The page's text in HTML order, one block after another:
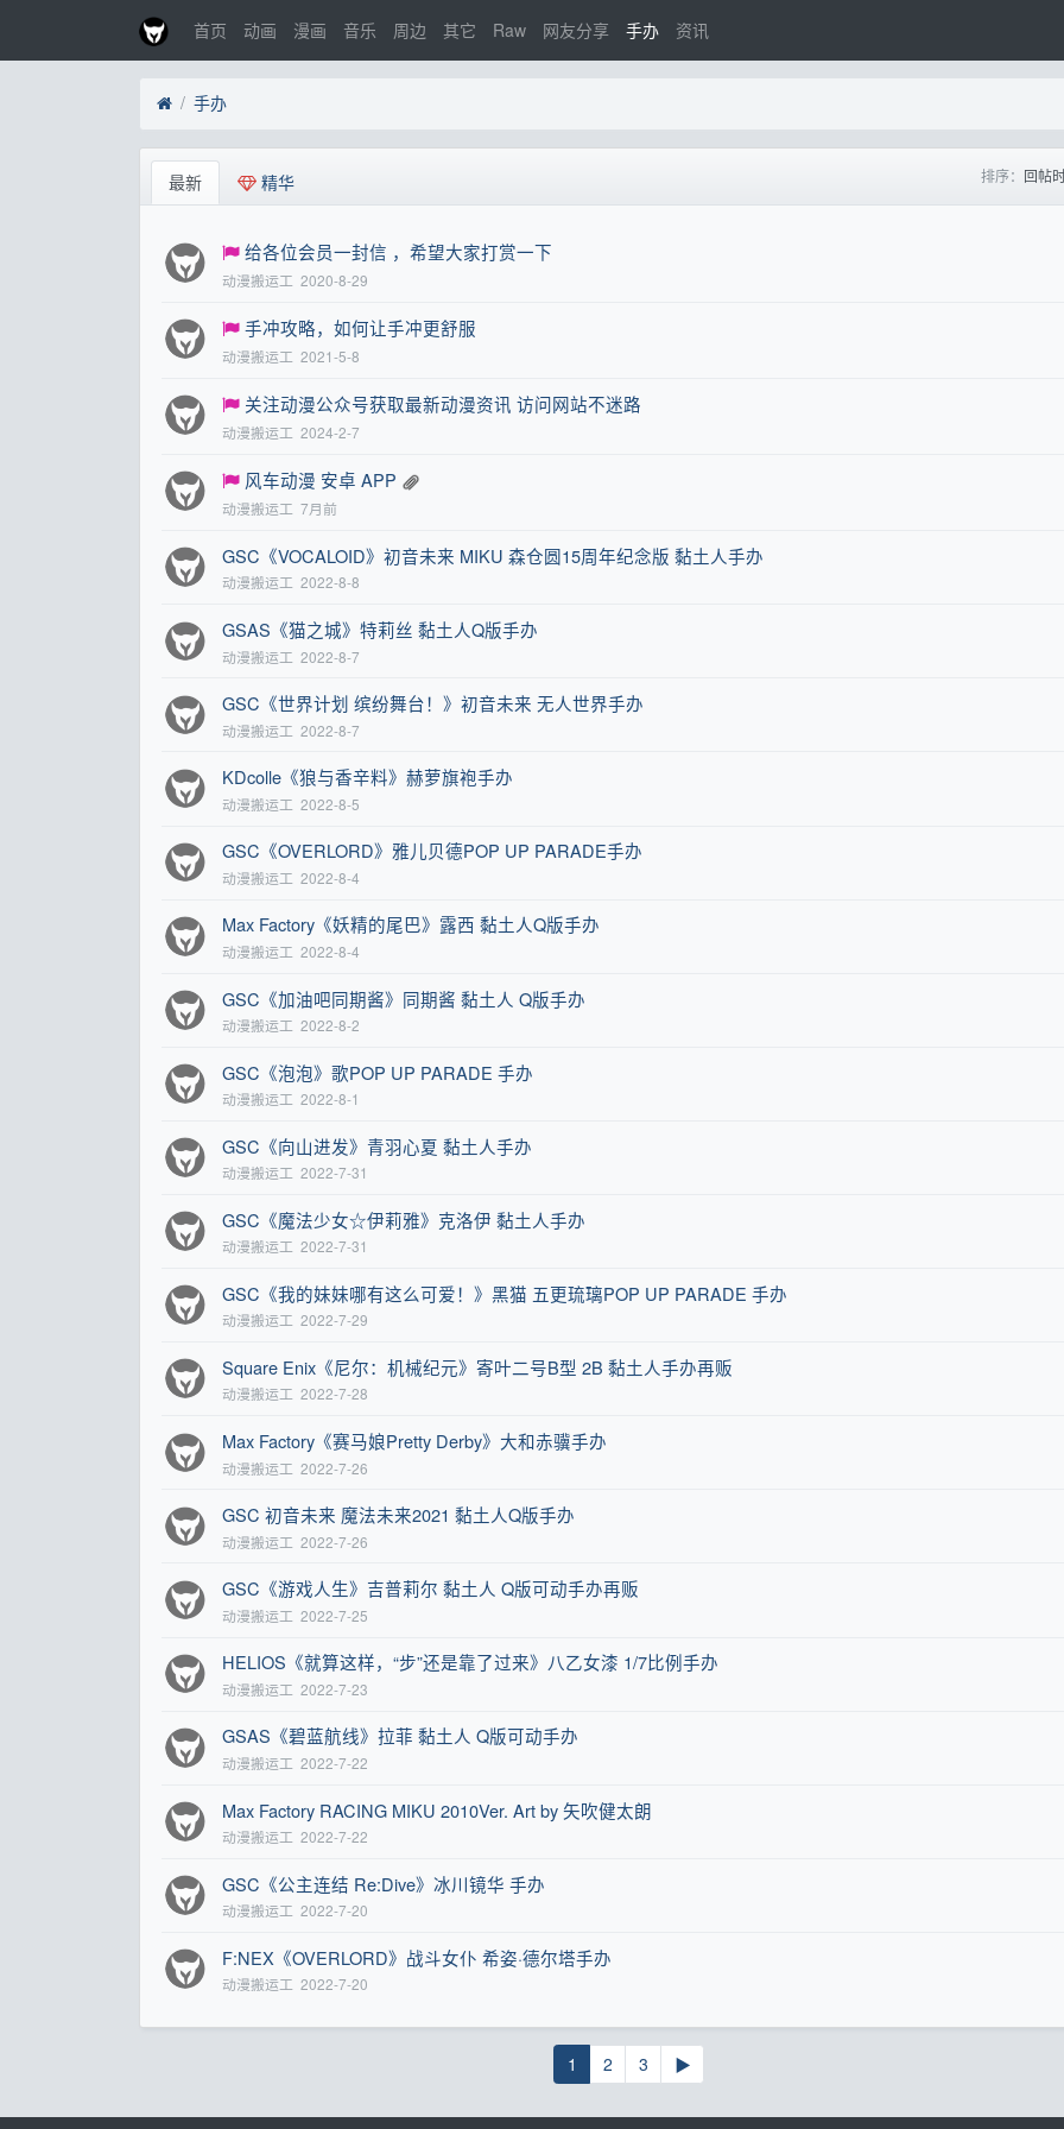
首页 动画 漫画 音乐 周边 其它 Raw 网友分享 手办 资讯
手办
最新 精华 排序： 回帖
给各位会员一封信 ，希望大家打赏一下
动漫搬运工 2020-8-29
手冲攻略，如何让手冲更舒服
动漫搬运工 2021-5-8
关注动漫公众号获取最新动漫资讯 访问网站不迷路
动漫搬运工 2024-2-7
风车动漫 安卓 APP
动漫搬运工 7月前
GSC《VOCALOID》初音未来 MIKU 森仓圆15周年纪念版 黏土人手办
动漫搬运工 2022-8-8
GSAS《猫之城》特莉丝 黏土人Q版手办
动漫搬运工 2022-8-7
GSC《世界计划 缤纷舞台！》初音未来 无人世界手办
动漫搬运工 2022-8-7
KDcolle《狼与香辛料》赫萝旗袍手办
动漫搬运工 2022-8-5
GSC《OVERLORD》雅儿贝德POP UP PARADE手办
动漫搬运工 2022-8-4
Max Factory《妖精的尾巴》露西 黏土人Q版手办
动漫搬运工 2022-8-4
GSC《加油吧同期酱》同期酱 黏土人 Q版手办
动漫搬运工 2022-8-2
GSC《泡泡》歌POP UP PARADE 手办
动漫搬运工 2022-8-1
GSC《向山进发》青羽心夏 黏土人手办
动漫搬运工 2022-7-31
GSC《魔法少女☆伊莉雅》克洛伊 黏土人手办
动漫搬运工 2022-7-31
GSC《我的妹妹哪有这么可爱！》黑猫 五更琉璃POP UP PARADE 手办
动漫搬运工 2022-7-29
Square Enix《尼尔：机械纪元》寄叶二号B型 2B 黏土人手办再贩
动漫搬运工 2022-7-28
Max Factory《赛马娘Pretty Derby》大和赤骥手办
动漫搬运工 2022-7-26
GSC 初音未来 魔法未来2021 黏土人Q版手办
动漫搬运工 2022-7-26
GSC《游戏人生》吉普莉尔 黏土人 Q版可动手办再贩
动漫搬运工 2022-7-25
HELIOS《就算这样，“步”还是靠了过来》八乙女漆 1/7比例手办
动漫搬运工 2022-7-23
GSAS《碧蓝航线》拉菲 黏土人 Q版可动手办
动漫搬运工 2022-7-22
Max Factory RACING MIKU 2010Ver. Art by 矢吹健太朗
动漫搬运工 2022-7-22
GSC《公主连结 Re:Dive》冰川镜华 手办
动漫搬运工 2022-7-20
F:NEX《OVERLORD》战斗女仆 希姿·德尔塔手办
动漫搬运工 2022-7-20
1 2 3 ▶